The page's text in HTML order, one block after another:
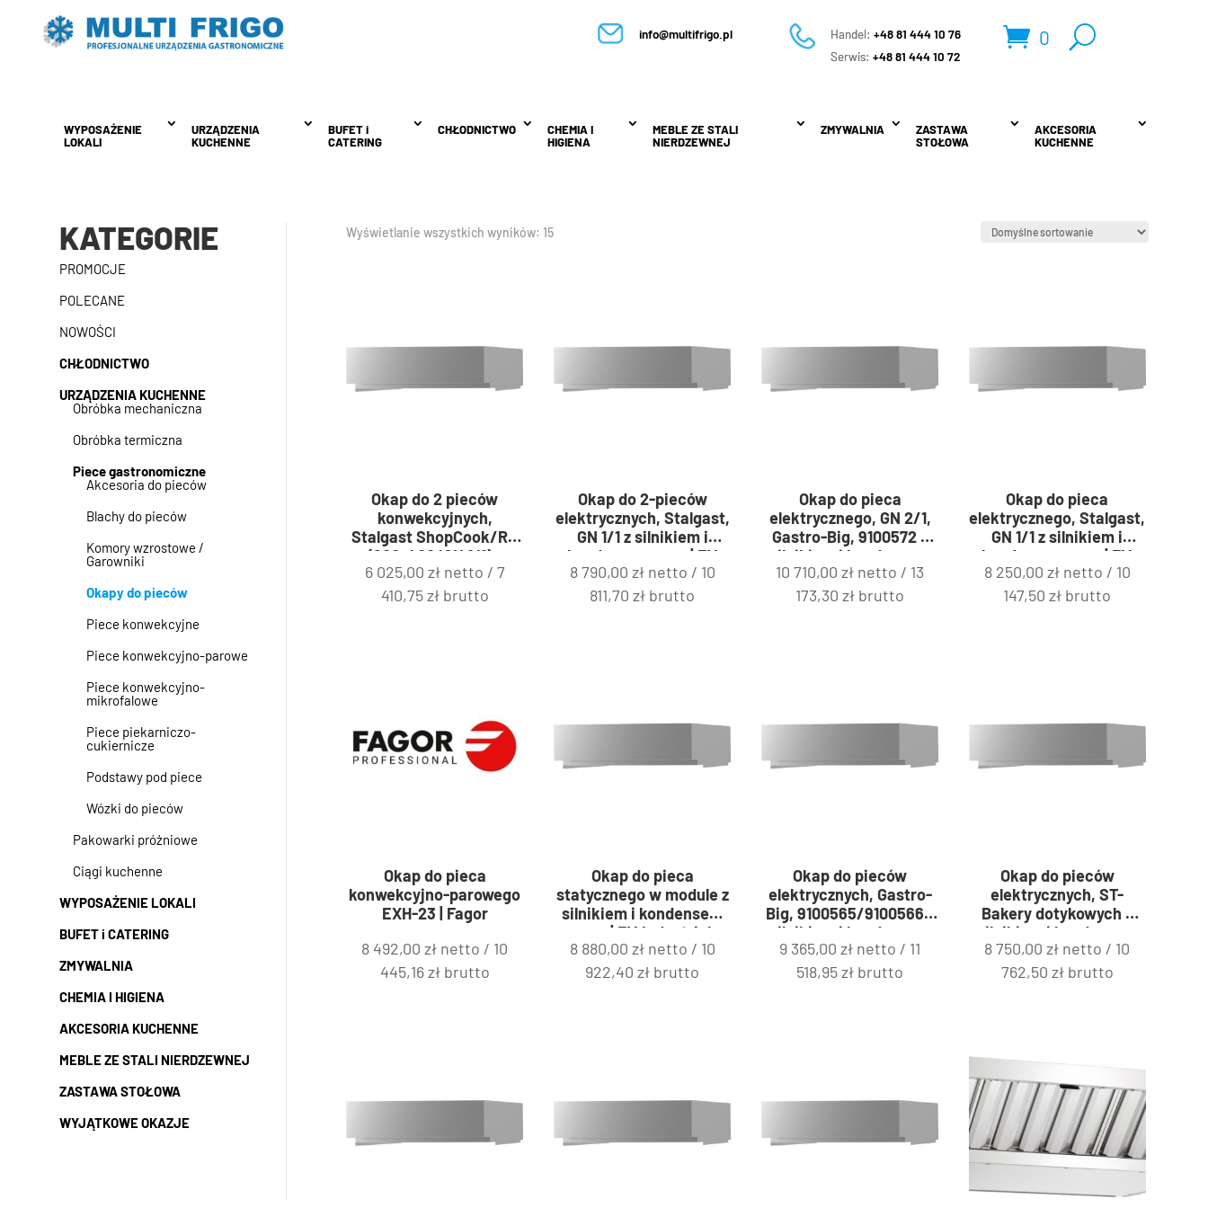
info@multifrigo.pl Handel: +48 81 444 10 76
Serwis: +48 81 444 10 72
0
WYPOSAŻENIE
LOKALI
URZĄDZENIA
KUCHENNE
BUFET i
CATERING
CHŁODNICTWO
CHEMIA I
HIGIENA
MEBLE ZE STALI
NIERDZEWNEJ
ZMYWALNIA
ZASTAWA
STOŁOWA
AKCESORIA
KUCHENNE
WYPOSAŻENIE
LOKALI
URZĄDZENIA
KUCHENNE
BUFET i
CATERING
CHŁODNICTWO
CHEMIA I
HIGIENA
MEBLE ZE STALI
NIERDZEWNEJ
ZMYWALNIA
ZASTAWA
STOŁOWA
AKCESORIA
KUCHENNE
KATEGORIE
PROMOCJE
POLECANE
NOWOŚCI
CHŁODNICTWO
URZĄDZENIA KUCHENNE
Obróbka mechaniczna
Obróbka termiczna
Piece gastronomiczne
Akcesoria do pieców
Blachy do pieców
Komory wzrostowe /
Garowniki
Okapy do pieców
Piece konwekcyjne
Piece konwekcyjno-parowe
Piece konwekcyjno-
mikrofalowe
Piece piekarniczo-
cukiernicze
Podstawy pod piece
Wózki do pieców
Pakowarki próżniowe
Ciągi kuchenne
WYPOSAŻENIE LOKALI
BUFET i CATERING
ZMYWALNIA
CHEMIA I HIGIENA
AKCESORIA KUCHENNE
MEBLE ZE STALI NIERDZEWNEJ
ZASTAWA STOŁOWA
WYJĄTKOWE OKAZJE
Wyświetlanie wszystkich wyników: 15
Okap do 2 pieców
konwekcyjnych,
Stalgast ShopCook/RX
(600×400/GN 1/1) z
silnikiem i kondensem
pary | FM Industrial
6 025,00 zł netto / 7
410,75złbrutto
Okap do 2-pieców
elektrycznych, Stalgast,
GN 1/1 z silnikiem i
kondensem pary | FM
Industrial 9100704
8 790,00 zł netto / 10
811,70zł brutto
Okap do pieca
elektrycznego, GN 2/1,
Gastro-Big, 9100572 z
silnikiem i kondensem
pary | FM Industrial
9100627
10 710,00zł netto / 13
173,30zł brutto
Okap do pieca
elektrycznego, Stalgast,
GN 1/1 z silnikiem i
kondensem pary | FM
Industrial 9100581
8 250,00 zł netto / 10
147,50zł brutto
Okap do pieca
konwekcyjno-parowego
EXH-23 | Fagor
8 492,00zł netto / 10
445,16złbrutto
Okap do pieca
statycznego w module z
silnikiem i kondensem
pary | FM Industrial
9120705
8 880,00 zł netto / 10
922,40zł brutto
Okap do pieców
elektrycznych, Gastro-
Big, 9100565/9100566 z
silnikiem i kondensem
pary | FM Industrial
9100582
9 365,00zł netto / 11
518,95zł brutto
Okap do pieców
elektrycznych, ST-
Bakery dotykowych z
silnikiem i kondensem
pary | FM Industrial
9120515
8 750,00zł netto / 10
762,50 złbrutto